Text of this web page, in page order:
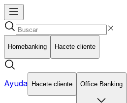
Homebanking Hacete cliente
Ayuda Hacete cliente Office Banking